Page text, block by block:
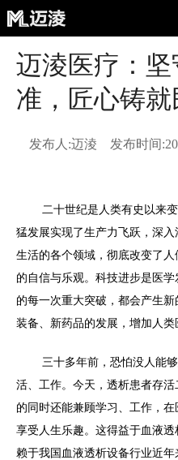
迈淩医疗：
准，匠心铸
发布人:迈淩 发布时间
二十世纪是人类有史以来
猛发展实现了生产力飞跃，深
生活的各个领域，彻底改变了
的自信与乐观。科技进步是医
的每一次重大突破，都会产生
装备、新药品的发展，增加人类
三十多年前，恐怕没人能
活、工作。今天，透析患者存
的同时还能兼顾学习、工作，
享受人生乐趣。这得益于血液
赖于我国血液透析设备行业近年